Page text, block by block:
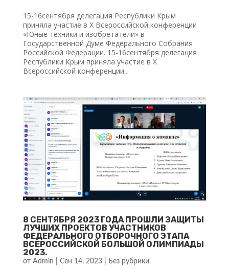
15-16сентября делегация Республики Крым
приняла участие в X Всероссийской конференции
«Юные техники и изобретатели» в
Государственной Думе Федерального Собрания
Российской Федерации. 15-16сентября делегация
Республики Крым приняла участие в X
Всероссийской конференции...
8 СЕНТЯБРЯ 2023 ГОДА ПРОШЛИ ЗАЩИТЫ
ЛУЧШИХ ПРОЕКТОВ УЧАСТНИКОВ
ФЕДЕРАЛЬНОГО ОТБОРОЧНОГО ЭТАПА
ВСЕРОССИЙСКОЙ БОЛЬШОЙ ОЛИМПИАДЫ
2023.
от Admin Сен 14, 2023| Без рубрики